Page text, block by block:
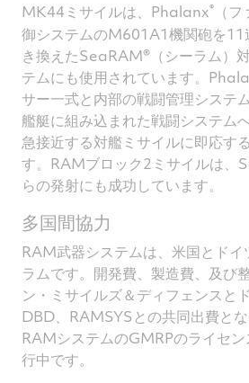
MK44ミサイルは、Phalanx®
（
御システムのM601A1機関砲を11
き換えたSeaRAM®（シーラム）
テムにも使用されています。
サー一式と内部の戦闘管理システ
艦艇に組み込まれた戦闘システム
急接近する対艦ミサイルに即応す
す。RAMブロック2ミサイルは、
らの発射にも成功しています。
多国間協力
RAM武器システムは、米国とド
ラムです。開発費、製造費、及び
ン・ミサイルズ＆ディフェンスと
DBD、RAMSYSとの共同出費とな
RAMシステムのGMRPのライセ
行中です。